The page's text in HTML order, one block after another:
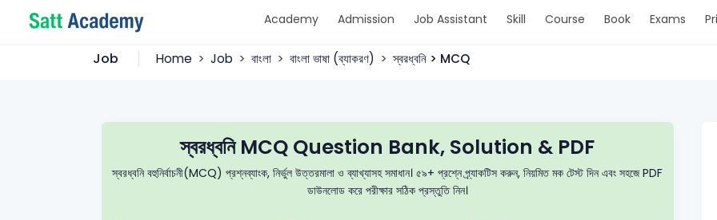
Academy Admission Job Assistant Skill Course Book Exams
Job Home Job বাংলা বাংলা ভাষা (ব্যাকরণ) স্বরধ্বনি > MCQ
স্বরধ্বনি MCQ Question Bank, Solution & PDF
স্বরধ্বনি বহুনির্বাচনী(MCQ) প্রশ্নব্যাংক, নির্ভুল উত্তরমালা ও ব্যাখ্যাসহ সমাধান। ৫৯+ প্রশ্নে প্র্যাকটিস করুন, নিয়মিত মক টেস্ট দিন এবং সহজে PDF
ডাউনলোড করে পরীক্ষার সঠিক প্রস্তুতি নিন।